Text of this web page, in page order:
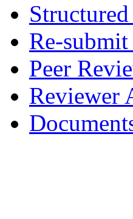
Re-
Peer
Reviewer